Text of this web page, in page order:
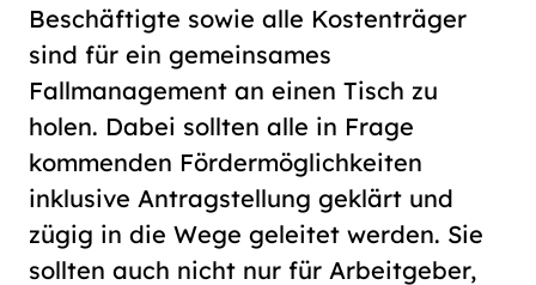
Beschäftigte sowie alle Kostenträger
sind für ein gemeinsames
Fallmanagement an einen Tisch zu
holen. Dabei sollten alle in Frage
kommenden Fördermöglichkeiten
inklusive Antragstellung geklärt und
zügig in die Wege geleitet werden. Sie
sollten auch nicht nur für Arbeitgeber,